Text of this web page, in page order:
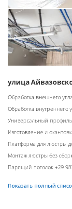
улица
Обработка внешнего
Обработка внутреннего
Универсальный профиль
Изготовление и
Платформа для люстры
Монтаж люстры без
Парящий потолок +29
Показать полный